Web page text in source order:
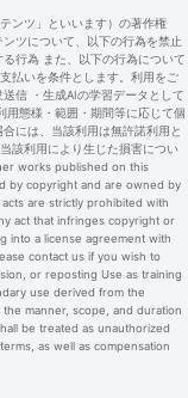
ンツ」といいます）の著作権
ツについて、以下の行為を禁止
行為 また、以下の行為について
払いを条件とします。利用をご
信 ・生成AIの学習データとして
用態様・範囲・期間等に応じて個
には、当該利用は無許諾利用と
該利用により生じた損害につい
works published on this
by copyright and are owned by
are strictly prohibited with
act that infringes copyright or
into a license agreement with
contact us if you wish to
or reposting Use as training
use derived from the
manner, scope, and duration
be treated as unauthorized
as well as compensation